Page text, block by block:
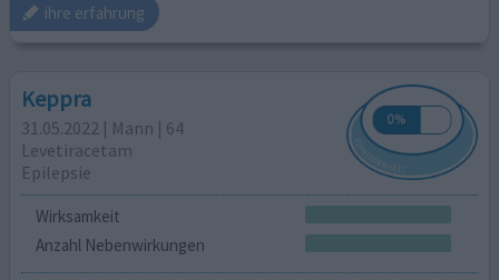
ihre erfahrung
Keppra
31.05.2022 | Mann | 64
Levetiracetam
Epilepsie
Wirksamkeit
Anzahl Nebenwirkungen